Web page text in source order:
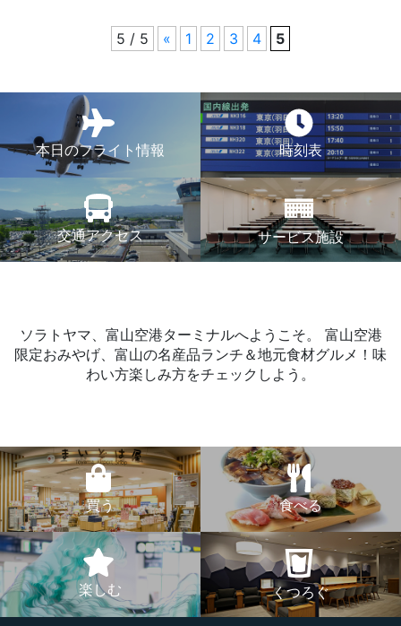
5 / 5 « 1 2 3 4 5
本日のフライト情報 時刻表
交通アクセス サービス施設
ソラトヤマ、富山空港ターミナルへようこそ。
富山空港
限定おみやげ、富山の名産品ランチ＆地元食材グルメ！味
わい方楽しみ方をチェックしよう。
買う 食べる
楽しむ くつろぐ